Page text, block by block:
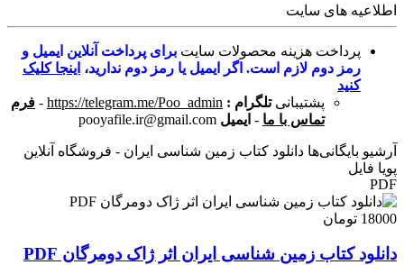
اطلاعیه های سایت
پرداخت هزینه محصولات سایت برای پرداخت آنلاین ایمیل و
رمز دوم لازم است. اگر ایمیل یا رمز دوم ندارید، اینجا کلیک
کنید
پشتیبانی تلگرام : https://telegram.me/Poo_admin
- فرم
تماس با ما - ایمیل pooyafile.ir@gmail.com
آرشیو بایگانی‌ها دانلود کتاب زمین شناسی ایران - فروشگاه آنلاین
پویا فایل
PDF
18000 تومان
دانلود کتاب زمین شناسی ایران اثر ژاک دومرگان PDF